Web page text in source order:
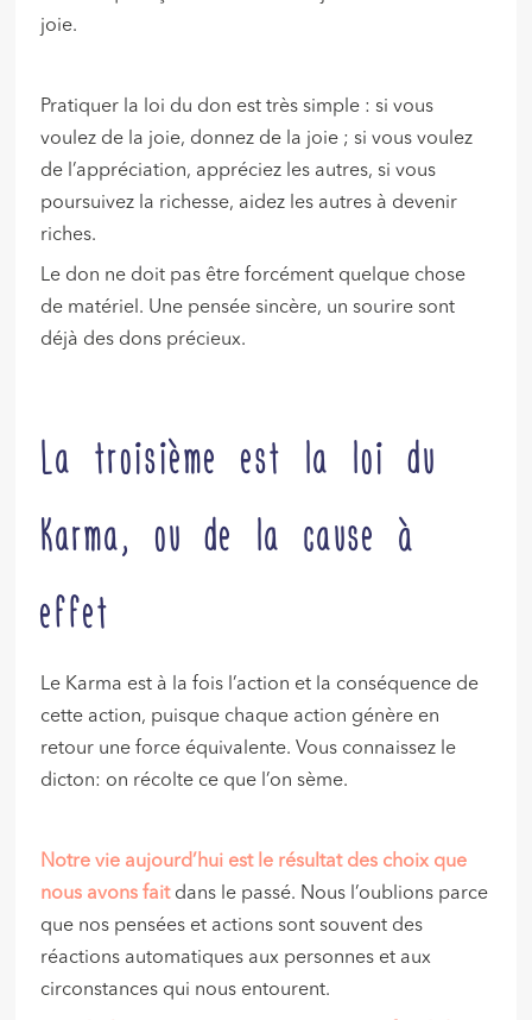
joie.
Pratiquer la loi du don est très simple : si vous
voulez de la joie, donnez de la joie ; si vous voulez
de l’appréciation, appréciez les autres, si vous
poursuivez la richesse, aidez les autres à devenir
riches.
Le don ne doit pas être forcément quelque chose
de matériel. Une pensée sincère, un sourire sont
déjà des dons précieux.
La troisième est la loi du
Karma, ou de la cause à
effet
Le Karma est à la fois l’action et la conséquence de
cette action, puisque chaque action génère en
retour une force équivalente. Vous connaissez le
dicton: on récolte ce que l’on sème.
Notre vie aujourd’hui est le résultat des choix que
nous avons faitdans le passé. Nous l’oublions parce
que nos pensées et actions sont souvent des
réactions automatiques aux personnes et aux
circonstances qui nous entourent.